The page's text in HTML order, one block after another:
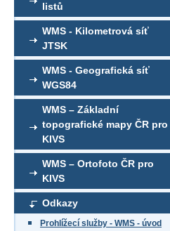
listů
WMS - Kilometrová síť
JTSK
WMS - Geografická síť
WGS84
WMS – Základní
topografické mapy ČR pro
KIVS
WMS – Ortofoto ČR pro
KIVS
Odkazy
Prohlížecí služby - WMS - úvod